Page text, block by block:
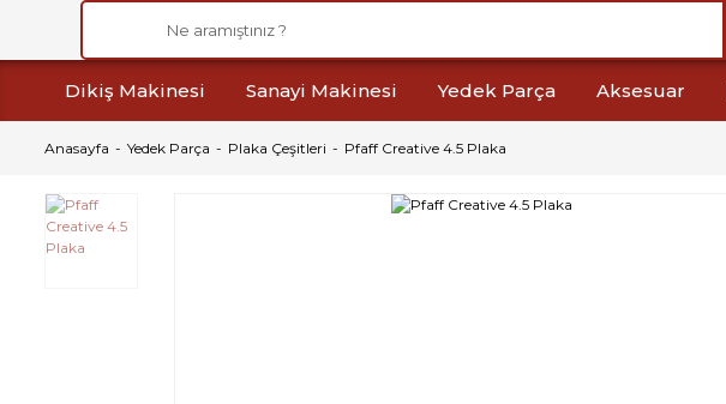
Dikiş Makinesi Sanayi Makinesi Yedek Parça Aksesuar
Anasayfa Yedek Parça Plaka Çeşitleri Pfaff Creative 4.5 Plaka